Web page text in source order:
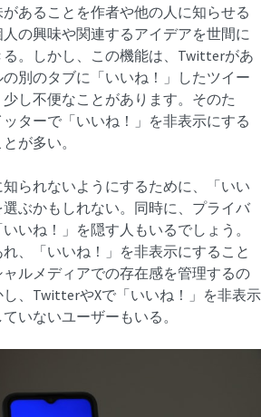
あることを作者や他の人に知らせる
の興味や関連するアイデアを世間に
。しかし、この機能は、Twitterがあ
別のタブに「いいね！」したツイー
少し不便なことがあります。そのた
ターで「いいね！」を非表示にする
が多い。
られないようにするために、「いい
ぶかもしれない。同時に、プライバ
いね！」を隠す人もいるでしょう。
、「いいね！」を非表示にすること
ルメディアでの存在感を管理するの
、TwitterやXで「いいね！」を非表示
いないユーザーもいる。